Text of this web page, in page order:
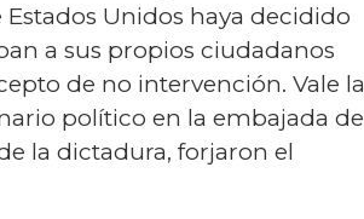
Unidos haya decidido
a sus propios ciudadanos
de no intervención. Vale la
político en la embajada de
la dictadura, forjaron el